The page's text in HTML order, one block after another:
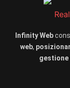
Infinity Web
web,